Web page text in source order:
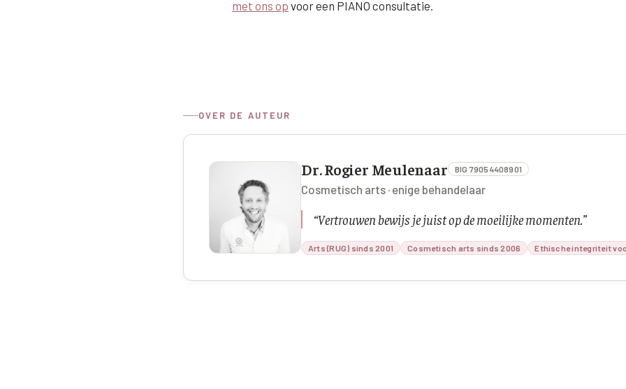
met ons op voor een PIANO consultatie.
OVER DE AUTEUR
Dr. Rogier Meulenaar BIG 79054408901
Cosmetisch arts · enige behandelaar
“Vertrouwen bewijs je juist op de moeilijke momenten.”
Arts (RUG) sinds 2001 Cosmetisch arts sinds 2006 Ethische integriteit